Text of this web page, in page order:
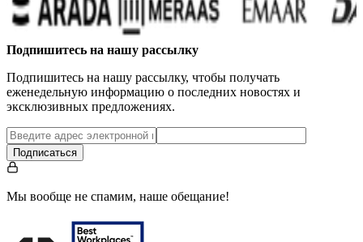
Подпишитесь на нашу рассылку
Подпишитесь на нашу рассылку, чтобы получать
еженедельную информацию о последних новостях и
эксклюзивных предложениях.
Подписаться
Мы вообще не спамим, наше обещание!